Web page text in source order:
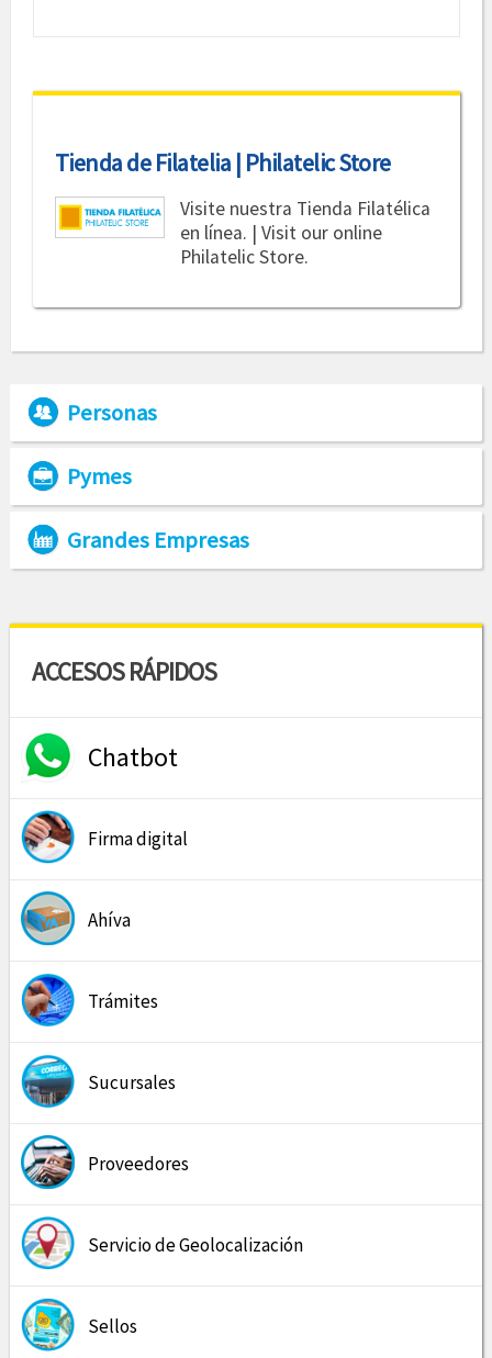
Tienda de Filatelia | Philatelic Store
Visite nuestra Tienda Filatélica
en línea. | Visit our online
Philatelic Store.
Personas
Pymes
Grandes Empresas
ACCESOS RÁPIDOS
Chatbot
Firma digital
Ahíva
Trámites
Sucursales
Proveedores
Servicio de Geolocalización
Sellos